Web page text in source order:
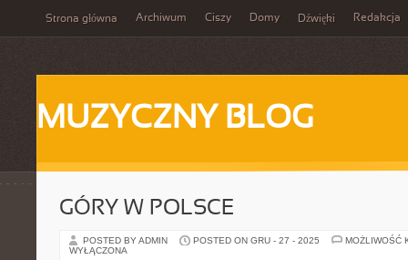
Strona główna Archiwum Ciszy Domy Dźwięki Redakcja
MUZYCZNY BLOG
GÓRY W POLSCE
POSTED BY ADMIN POSTED ON GRU - 27 - 2025
MOŻLIWOŚĆ
WYŁĄCZONA